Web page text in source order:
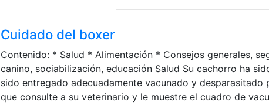
Cuidado del boxer
Contenido: * Salud * Alimentación * Consejos generales,
canino, sociabilización, educación Salud Su cachorro ha
sido entregado adecuadamente vacunado y
que consulte a su veterinario y le muestre el cuadro de